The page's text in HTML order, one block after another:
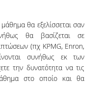
θα εξελίσσεται σαν
θα βασίζεται σε
(πχ KPMG, Enron,
συνήθως εκ των
την δυνατότητα να τις
στο οποίο και θα